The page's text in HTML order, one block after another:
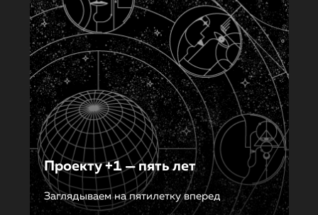
Проекту +1 — пять лет
Заглядываем на пятилетку вперед